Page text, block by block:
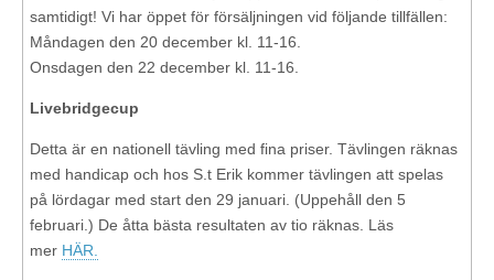
samtidigt! Vi har öppet för försäljningen vid följande tillfällen:
Måndagen den 20 december kl. 11-16.
Onsdagen den 22 december kl. 11-16.
Livebridgecup
Detta är en nationell tävling med fina priser. Tävlingen räknas
med handicap och hos S.t Erik kommer tävlingen att spelas
på lördagar med start den 29 januari. (Uppehåll den 5
februari.) De åtta bästa resultaten av tio räknas. Läs
mer HÄR.